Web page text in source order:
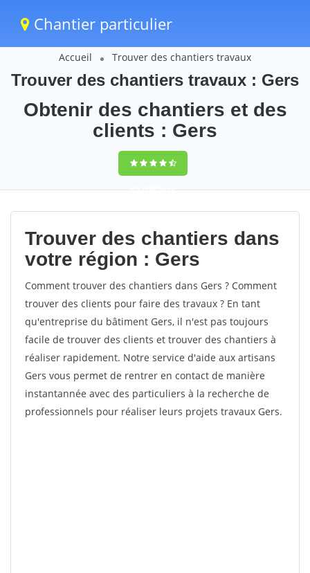
Chantier particulier
Accueil Trouver des chantiers travaux
Trouver des chantiers travaux : Gers
Obtenir des chantiers et des
clients : Gers
9,5(100%)72
votes
Trouver des chantiers dans
votre région : Gers
Comment trouver des chantiers dans Gers ? Comment
trouver des clients pour faire des travaux ? En tant
qu'entreprise du bâtiment Gers, il n'est pas toujours
facile de trouver des clients et trouver des chantiers à
réaliser rapidement. Notre service d'aide aux artisans
Gers vous permet de rentrer en contact de manière
instantannée avec des particuliers à la recherche de
professionnels pour réaliser leurs projets travaux Gers.